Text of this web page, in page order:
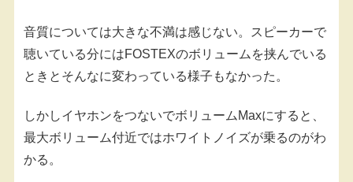
音質については大きな不満は感じない。スピーカーで
聴いている分にはFOSTEXのボリュームを挟んでいる
ときとそんなに変わっている様子もなかった。
しかしイヤホンをつないでボリュームMaxにすると、
最大ボリューム付近ではホワイトノイズが乗るのがわ
かる。